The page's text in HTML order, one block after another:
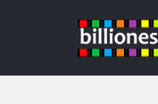
Billion
Essays